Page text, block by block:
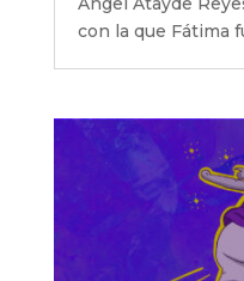
con la que Fátima